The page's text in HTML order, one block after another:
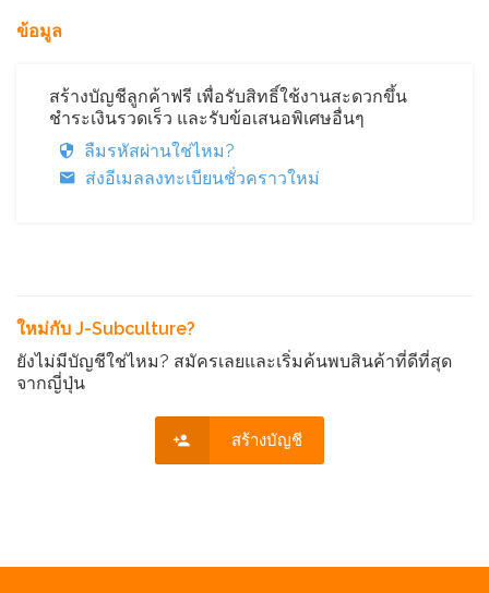
ข้อมูล
สร้างบัญชีลูกค้าฟรี เพื่อรับสิทธิ์ใช้งานสะดวกขึ้น
ชำระเงินรวดเร็ว และรับข้อเสนอพิเศษอื่นๆ
ลืมรหัสผ่านใช่ไหม?
ส่งอีเมลลงทะเบียนชั่วคราวใหม่
ใหม่กับ J-Subculture?
ยังไม่มีบัญชีใช่ไหม? สมัครเลยและเริ่มค้นพบสินค้าที่ดีที่สุด
จากญี่ปุ่น
สร้างบัญชี